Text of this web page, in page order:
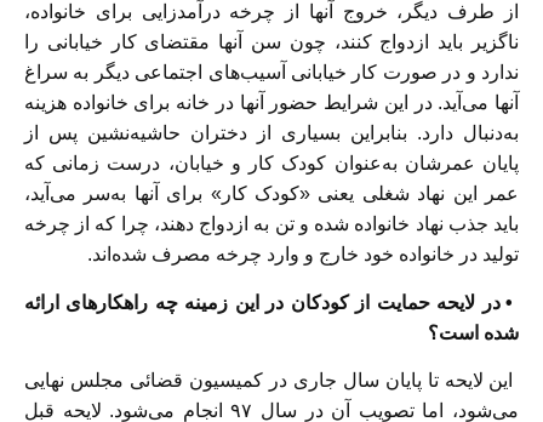
از طرف دیگر، خروج آنها از چرخه درآمدزایی برای خانواده،
ناگزیر باید ازدواج کنند، چون سن آنها مقتضای کار خیابانی را
ندارد و در صورت کار خیابانی آسیب‌های اجتماعی دیگر به سراغ
آنها می‌آید. در این شرایط حضور آنها در خانه برای خانواده هزینه
به‌دنبال دارد. بنابراین بسیاری از دختران حاشیه‌نشین پس از
پایان عمرشان به‌عنوان کودک کار و خیابان، درست زمانی که
عمر این نهاد شغلی یعنی «کودک کار» برای آنها به‌سر می‌آید،
باید جذب نهاد خانواده شده و تن به ازدواج دهند، چرا که از چرخه
تولید در خانواده خود خارج و وارد چرخه مصرف شده‌اند.
• در لایحه حمایت از کودکان در این زمینه چه راهکارهای ارائه
شده است؟
این لایحه تا پایان سال جاری در کمیسیون قضائی مجلس نهایی
می‌شود، اما تصویب آن در سال ۹۷ انجام می‌شود. لایحه قبل